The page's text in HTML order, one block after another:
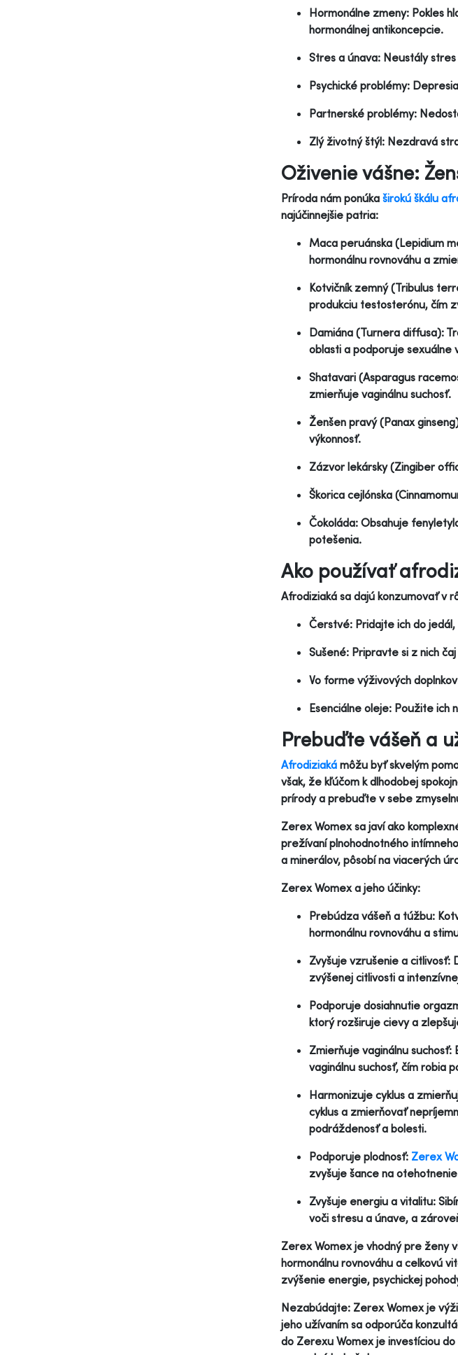
Hormonálne zmeny: Pokles
hormonálnej antikoncepcie.
Stres a únava: Neustály
Psychické problémy:
Partnerské problémy:
Zlý životný štýl: Nezdravá
Oživenie vášne:
Príroda nám ponúka širokú škálu
najúčinnejšie patria:
Maca peruánska (Lepidium
hormonálnu rovnováhu a
Kotvičník zemný (Tribulus
produkciu testosterónu, čím
Damiána (Turnera diffusa):
oblasti a podporuje sexuálne
Shatavari (Asparagus
zmierňuje vaginálnu suchosť.
Ženšen pravý (Panax
výkonnosť.
Zázvor lekársky (Zingiber
Škorica cejlónska
Čokoláda: Obsahuje
potešenia.
Ako používať
Afrodiziaká sa dajú konzumovať v
Čerstvé: Pridajte ich do
Sušené: Pripravte si z nich
Vo forme výživových
Esenciálne oleje: Použite ich
Prebuďte vášeň a
Afrodiziaká môžu byť skvelým
však, že kľúčom k dlhodobej
prírody a prebuďte v sebe
Zerex Womex sa javí ako
prežívaní plnohodnotného
a minerálov, pôsobí na viacerých
Zerex Womex a jeho účinky:
Prebúdza vášeň a túžbu:
hormonálnu rovnováhu a
Zvyšuje vzrušenie a citlivosť:
zvýšenej citlivosti a
Podporuje dosiahnutie
ktorý rozširuje cievy a
Zmierňuje vaginálnu
vaginálnu suchosť, čím robia
Harmonizuje cyklus a
cyklus a zmierňovať
podráždenosť a bolesti.
Podporuje plodnosť: Zerex
zvyšuje šance na
Zvyšuje energiu a vitalitu:
voči stresu a únave, a
Zerex Womex je vhodný pre ženy
hormonálnu rovnováhu a celkovú
zvýšenie energie, psychickej
Nezabúdajte: Zerex Womex je
jeho užívaním sa odporúča
do Zerexu Womex je investíciou